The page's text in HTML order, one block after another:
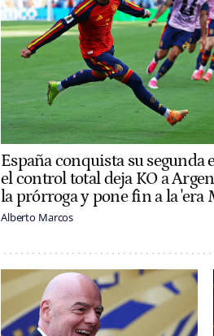
España conquista su segunda
el control total deja KO a
la prórroga y pone fin a la 'era
Alberto Marcos